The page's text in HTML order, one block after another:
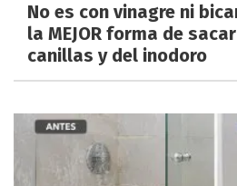
No es con vinagre ni
la MEJOR forma de
canillas y del inodoro